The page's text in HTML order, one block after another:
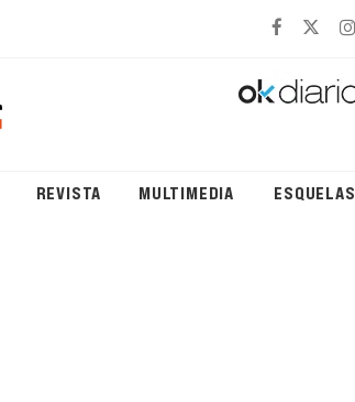
REVISTA MULTIMEDIA ESQUELAS